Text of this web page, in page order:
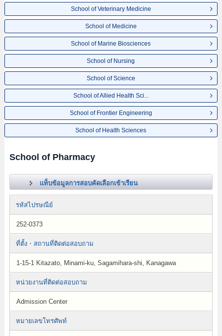
School of Veterinary Medicine
School of Medicine
School of Marine Biosciences
School of Nursing
School of Science
School of Allied Health Sci...
School of Frontier Engineering
School of Health Sciences
School of Pharmacy
แท็บข้อมูลการสอบคัดเลือกเข้าเรียน
รหัสไปรษณีย์
252-0373
ที่ตั้ง・สถานที่ติดต่อสอบถาม
1-15-1 Kitazato, Minami-ku, Sagamihara-shi, Kanagawa
หน่วยงานที่ติดต่อสอบถาม
Admission Center
หมายเลขโทรศัพท์